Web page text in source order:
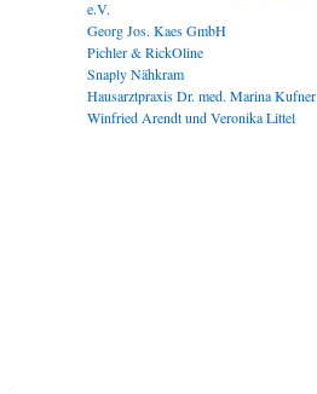
e.V.
Georg Jos. Kaes GmbH
Pichler & RickOline
Snaply Nähkram
Hausarztpraxis Dr. med. Marina Kufner
Winfried Arendt und Veronika Littel